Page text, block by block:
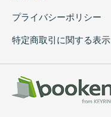
プライバシーポリシー
特定商取引に関する表示